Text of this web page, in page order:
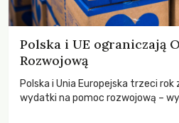
Polska i UE ograniczają
Rozwojową
Polska i Unia Europejska trzeci
wydatki na pomoc rozwojową –